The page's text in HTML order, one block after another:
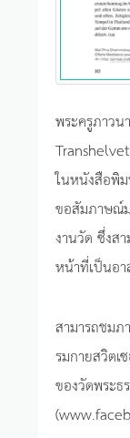
พระครูภาว
ในหนังสือพิ
ขอสัมภาษณ์
งานวัด ซึ่งส
หน้าที่เป็นอา
สามารถชมภ
รมกายสวิตเ
ของวัดพระธ